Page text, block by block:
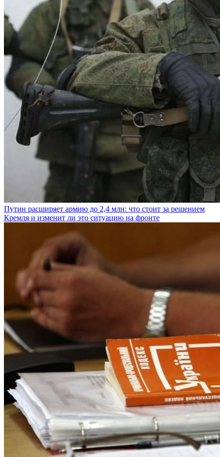
Путин расширяет армию до 2,4 млн: что стоит за решением
Кремля и изменит ли это ситуацию на фронте